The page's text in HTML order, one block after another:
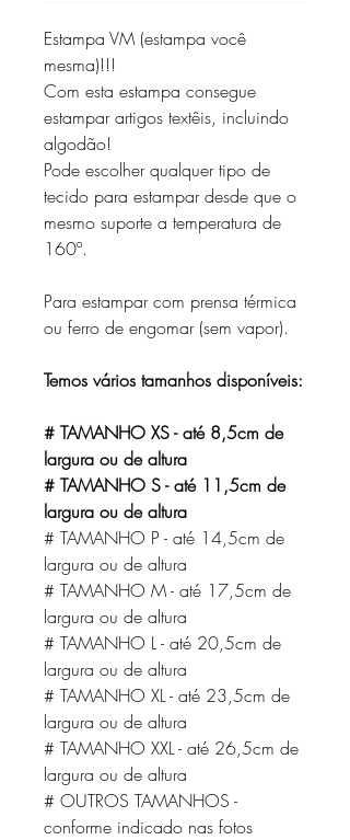
Estampa VM (estampa você
mesma)!!!
Com esta estampa consegue
estampar artigos textêis, incluindo
algodão!
Pode escolher qualquer tipo de
tecido para estampar desde que o
mesmo suporte a temperatura de
160º.
Para estampar com prensa térmica
ou ferro de engomar (sem vapor).
Temos vários tamanhos disponíveis:
# TAMANHO XS - até 8,5cm de
largura ou de altura
# TAMANHO S - até 11,5cm de
largura ou de altura
# TAMANHO P - até 14,5cm de
largura ou de altura
# TAMANHO M - até 17,5cm de
largura ou de altura
# TAMANHO L - até 20,5cm de
largura ou de altura
# TAMANHO XL - até 23,5cm de
largura ou de altura
# TAMANHO XXL - até 26,5cm de
largura ou de altura
# OUTROS TAMANHOS -
conforme indicado nas fotos